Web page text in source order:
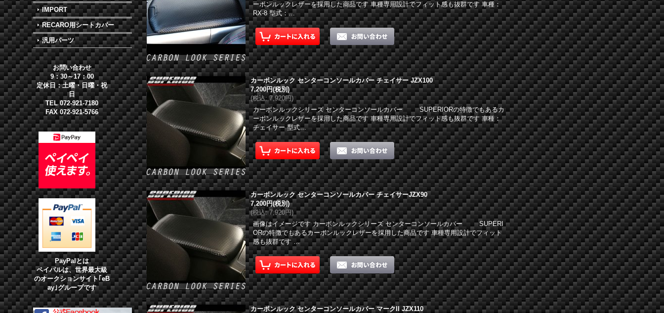
IMPORT
RECARO用シートカバー
汎用パーツ
お問い合わせ
9：30～17：00
定休日：土曜・日曜・祝
日
TEL 072-921-7180
FAX 072-921-5766
PayPalとは
ペイパルは、世界最大級
のオークションサイト｢eB
ay｣グループです
ーボンルックレザーを採用した商品です 車種専用設計でフィット感も抜群です 車種：
RX-8 型式：…
カーボンルック センターコンソールカバー チェイサー JZX100
7,200円(税別)
(税込: 7,920円)
カーボンルックシリーズ センターコンソールカバー SUPERIORの特徴でもあるカ
ーボンルックレザーを採用した商品です 車種専用設計でフィット感も抜群です 車種：
チェイサー 型式…
カーボンルック センターコンソールカバー チェイサーJZX90
7,200円(税別)
(税込: 7,920円)
画像はイメージです カーボンルックシリーズ センターコンソールカバー SUPERI
ORの特徴でもあるカーボンルックレザーを採用した商品です 車種専用設計でフィット
感も抜群です …
カーボンルック センターコンソールカバー マークII JZX110